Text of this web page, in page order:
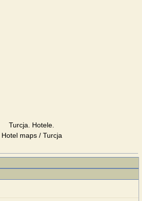
Turcja. Hotele.
Hotel maps / Turcja